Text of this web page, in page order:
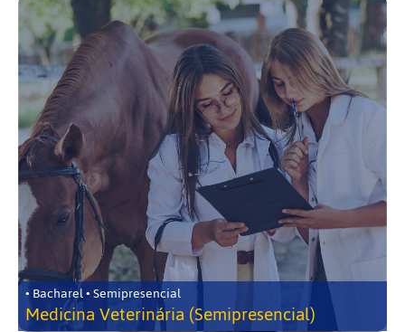
• Bacharel • Semipresencial
Medicina Veterinária (Semipresencial)